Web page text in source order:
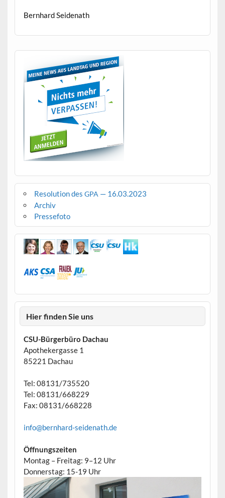
Bern­hard Seidenath
Resolution des GPA — 16.03.2023
Archiv
Pressefoto
Hier finden Sie uns
CSU-Bürgerbüro Dachau
Apothekergasse 1
85221 Dachau
Tel: 08131/735520
Tel: 08131/668229
Fax: 08131/668228
info@bernhard-seidenath.de
Öffnungszeiten
Montag – Freitag: 9–12 Uhr
Donnerstag: 15-19 Uhr